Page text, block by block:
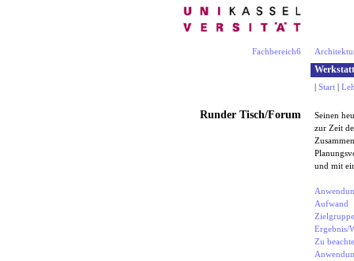
Fachbereich6
| Start|
Runder Tisch/Forum
Seinen
zur Zeit
und mit
Aufwand
Zielgruppe
Ergebnis/
Zu